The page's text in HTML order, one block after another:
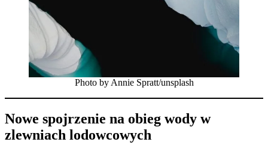
Photo by Annie Spratt/unsplash
Nowe spojrzenie na obieg wody w
zlewniach lodowcowych